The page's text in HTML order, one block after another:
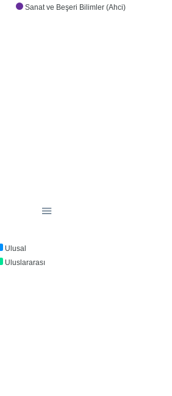
Sanat ve Beşeri Bilimler (Ahci)
Ulusal
Uluslararası